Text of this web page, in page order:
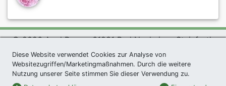
© 2026 Agel Rosen, 61231 Bad Nauheim - Steinfurth
exklusives Präsent *|Agel Rosen Wiki
Datenschutzerklärung|Impressum|Links|Sitemap
Diese Website verwendet Cookies zur Analyse von
Websitezugriffen/Marketingmaßnahmen. Durch die weitere
Nutzung unserer Seite stimmen Sie dieser Verwendung zu.